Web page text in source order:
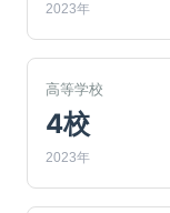
2023年
高等学校
4校
2023年